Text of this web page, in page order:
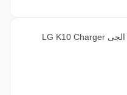
کانکتور شارژ الجی LG K10 Charger